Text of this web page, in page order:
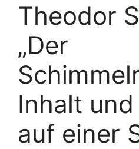
Theodor
„Der
Inhalt
auf einer